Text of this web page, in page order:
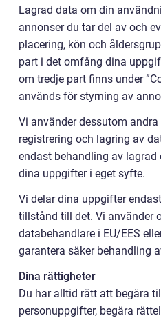
Lagrad data om din
annonser du tar del av och
placering, kön och
part i det omfång dina
om tredje part finns under
används för styrning av
Vi använder dessutom
registrering och lagring av
endast behandling av
dina uppgifter i eget syfte.
Vi delar dina uppgifter
tillstånd till det. Vi använder
databehandlare i EU/EES
garantera säker behandling
Dina rättigheter
Du har alltid rätt att begära
personuppgifter, begära